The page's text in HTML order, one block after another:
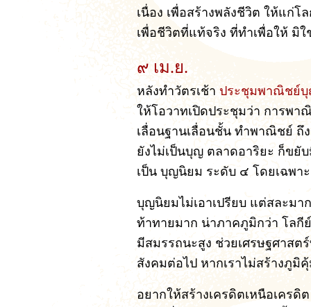
เนื่อง เพื่อสร้างพลังชีวิต ให้แก่
เพื่อชีวิตที่แท้จริง ที่ทำเพื่อให้ มิใ
๙ เม.ย.
หลังทำวัตรเช้า ประชุมพาณิชย์
ให้โอวาทเปิดประชุมว่า การพา
เลื่อนฐานเลื่อนชั้น ทำพาณิชย์ ถึ
ยังไม่เป็นบุญ ตลาดอาริยะ ก็ข
เป็น บุญนิยม ระดับ ๔ โดยเฉพา
บุญนิยมไม่เอาเปรียบ แต่สละมา
ท้าทายมาก น่าภาคภูมิกว่า โลกี
มีสมรรถนะสูง ช่วยเศรษฐศาส
สังคมต่อไป หากเราไม่สร้างภูมิ
อยากให้สร้างเครดิตเหนือเครดิ